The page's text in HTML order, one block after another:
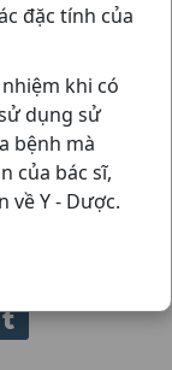
đặc tính của
khi có
dụng sử
bệnh mà
của bác sĩ,
về Y - Dược.
Nội Tiết,